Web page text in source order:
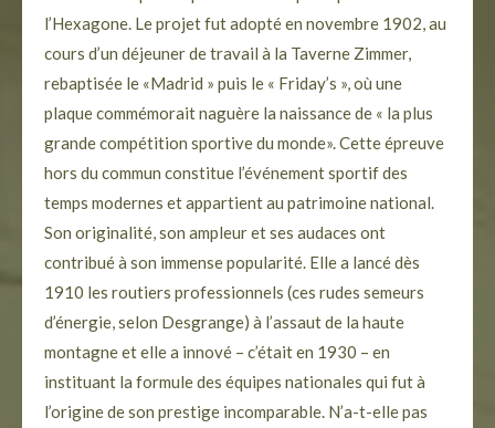
l’Hexagone. Le projet fut adopté en novembre 1902, au
cours d’un déjeuner de travail à la Taverne Zimmer,
rebaptisée le «Madrid » puis le « Friday’s », où une
plaque commémorait naguère la naissance de « la plus
grande compétition sportive du monde». Cette épreuve
hors du commun constitue l’événement sportif des
temps modernes et appartient au patrimoine national.
Son originalité, son ampleur et ses audaces ont
contribué à son immense popularité. Elle a lancé dès
1910 les routiers professionnels (ces rudes semeurs
d’énergie, selon Desgrange) à l’assaut de la haute
montagne et elle a innové – c’était en 1930 – en
instituant la formule des équipes nationales qui fut à
l’origine de son prestige incomparable. N’a-t-elle pas